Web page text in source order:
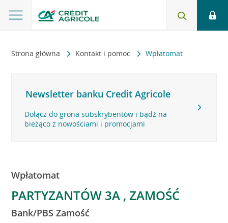
Strona główna Kontakt i pomoc Wpłatomat
Newsletter banku Credit Agricole
Dołącz do grona subskrybentów i bądź na
bieżąco z nowościami i promocjami
Wpłatomat
PARTYZANTÓW 3A , ZAMOŚĆ
Bank/PBS Zamość